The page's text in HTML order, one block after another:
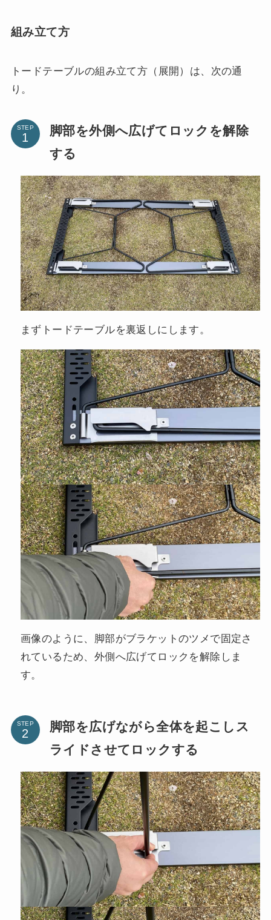
組み立て方
トードテーブルの組み立て方（展開）は、次の通
り。
STEP
脚部を外側へ広げてロックを解除
する
まずトードテーブルを裏返しにします。
画像のように、脚部がブラケットのツメで固定さ
れているため、外側へ広げてロックを解除しま
す。
STEP
脚部を広げながら全体を起こしス
ライドさせてロックする